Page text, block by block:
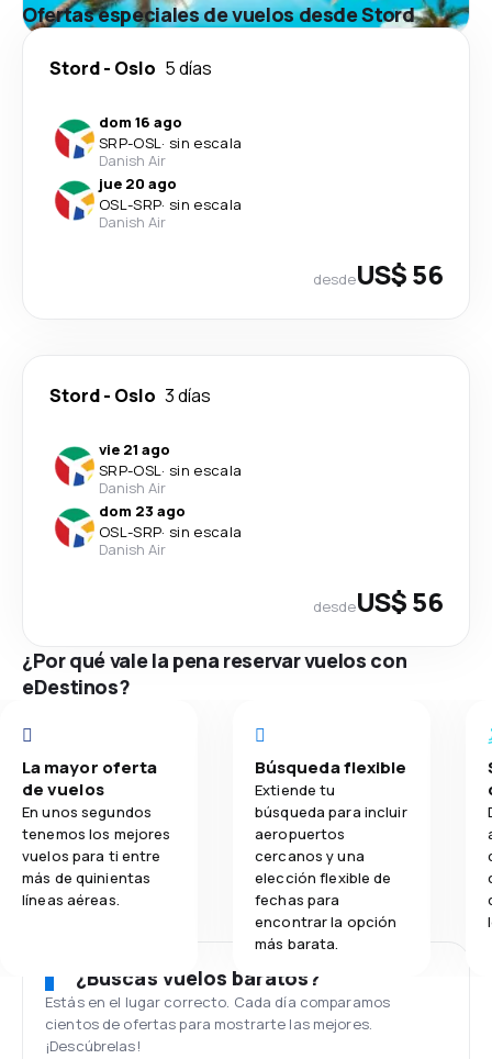
Ofertas especiales de vuelos desde Stord
Stord- Oslo 5 días
dom 16 ago
SRP-OSL· sin escala
Danish Air
jue 20 ago
OSL-SRP· sin escala
Danish Air
desdeUS$ 56
Stord- Oslo 3 días
vie 21 ago
SRP-OSL· sin escala
Danish Air
dom 23 ago
OSL-SRP· sin escala
Danish Air
desdeUS$ 56
¿Por qué vale la pena reservar vuelos con
eDestinos?
La mayor oferta
de vuelos
En unos segundos
tenemos los mejores
vuelos para ti entre
más de quinientas
líneas aéreas.
Búsqueda flexible
Extiende tu
búsqueda para incluir
aeropuertos
cercanos y una
elección flexible de
fechas para
encontrar la opción
más barata.
¿Buscas vuelos baratos?
Estás en el lugar correcto. Cada día comparamos
cientos de ofertas para mostrarte las mejores.
¡Descúbrelas!